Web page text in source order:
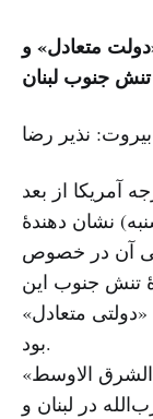
متعادل» و
جنوب لبنان
بیروت: نذیر رضا
آمریکا از بعد
نشان دهندهٔ
آن در خصوص
تنش جنوب این
متعادل»
بود.
«الشرق الاوسط»
در لبنان و